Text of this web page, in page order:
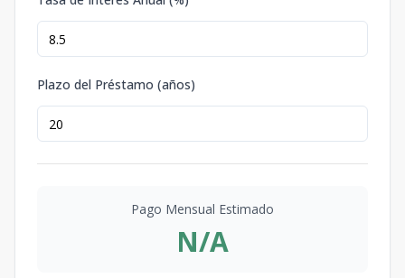
Plazo del Préstamo (años)
Pago Mensual Estimado
N/A